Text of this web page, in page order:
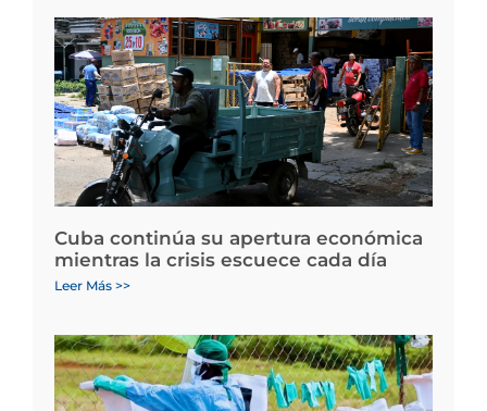
Cuba continúa su apertura económica
mientras la crisis escuece cada día
Leer Más >>